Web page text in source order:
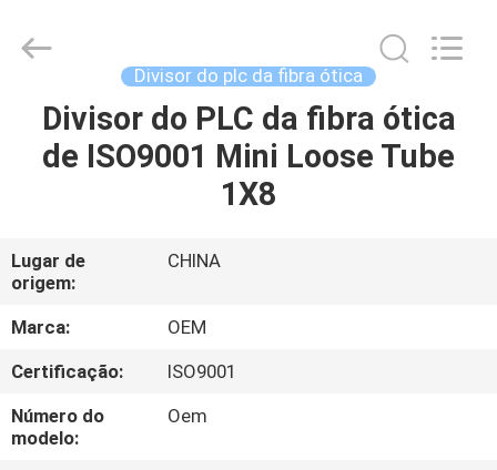
CASA
SOBRE
NÓS
EXCURSÃO
DA
FÁBRICA
Road
Enterprise
Divisor do plc da fibra ótica
Divisor do PLC da fibra ótica
de ISO9001 Mini Loose Tube
1X8
Lugar de
origem:
CHINA
Marca:
OEM
Certificação:
ISO9001
Número do
modelo:
Oem